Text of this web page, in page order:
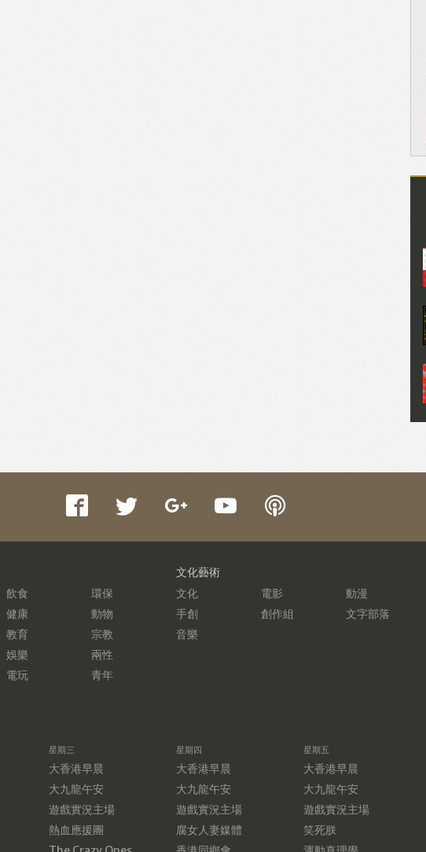
飲食
環保
健康
動物
教育
宗教
娛樂
兩性
電玩
青年
文化藝術
文化
電影
動漫
手創
創作組
文字部落
音樂
星期三
大香港早晨
大九龍午安
遊戲實況主場
熱血應援團
星期四
大香港早晨
大九龍午安
遊戲實況主場
腐女人妻媒體
星期五
大香港早晨
大九龍午安
遊戲實況主場
笑死朕